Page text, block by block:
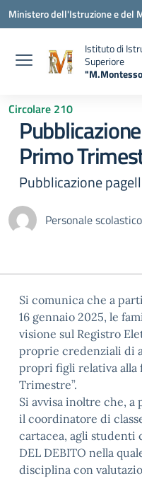
Vai ai contenuti
Vai al menu di navigazione
Vai al footer
Ministero dell'Istruzione e del
Istituto di
Superiore
Circolare 210
Primo
Pubblicazione
Personale scolastico
Si comunica che a
16 gennaio 2025, le
visione sul Registro
proprie credenziali di
propri figli relativa alla
Trimestre”.
Si avvisa inoltre che,
il coordinatore di
cartacea, agli studenti
DEL DEBITO nella
disciplina con